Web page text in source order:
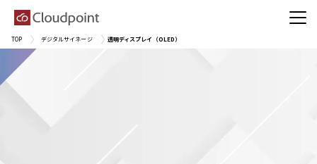
TOP デジタルサイネージ 透明ディスプレイ（OLED）